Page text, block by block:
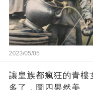
2023/05/05
讓皇族都瘋狂的青樓
多了，圖四果然美